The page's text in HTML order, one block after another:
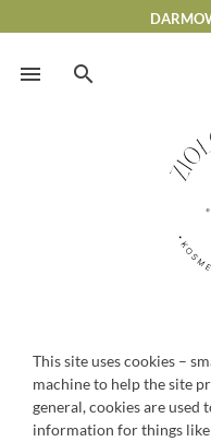
Skip
Cookie
Policy
This site uses cookies –
machine to help the site
general, cookies are used
information for things